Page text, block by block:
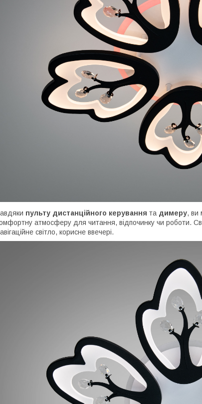
пульту дистанційного керування та димеру, ви
атмосферу для читання, відпочинку чи роботи.
світло, корисне ввечері.